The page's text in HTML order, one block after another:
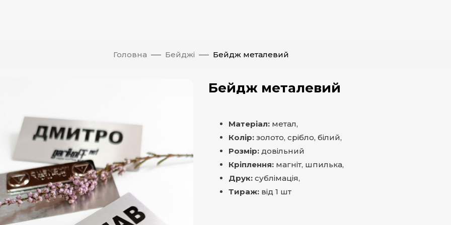
Головна Бейджі Бейдж металевий
Бейдж металевий
Матеріал: метал,
Колір: золото, срібло, білий,
Розмір: довільний
Кріплення: магніт, шпилька,
Друк: сублімація,
Тираж: від 1 шт